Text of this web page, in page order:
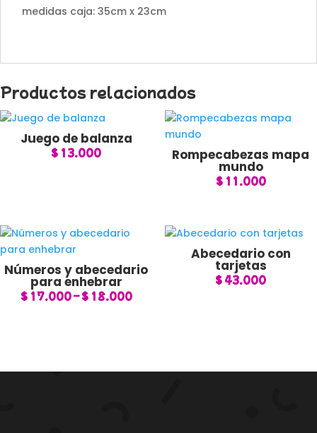
medidas caja: 35cm x 23cm
Productos relacionados
Juego de balanza
$ 13.000 Rompecabezas mapa
mundo
$11.000
Números y abecedario
para enhebrar
$17.000– $18.000Price
Abecedario con
tarjetas
$ 43.000